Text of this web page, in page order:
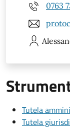
0763
Tutela
Tutela